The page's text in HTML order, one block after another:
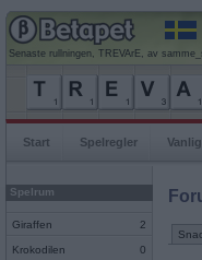
Senaste rullningen, TREVArE, av
Start Spelregler
Spelrum
Giraffen 2
Krokodilen 0